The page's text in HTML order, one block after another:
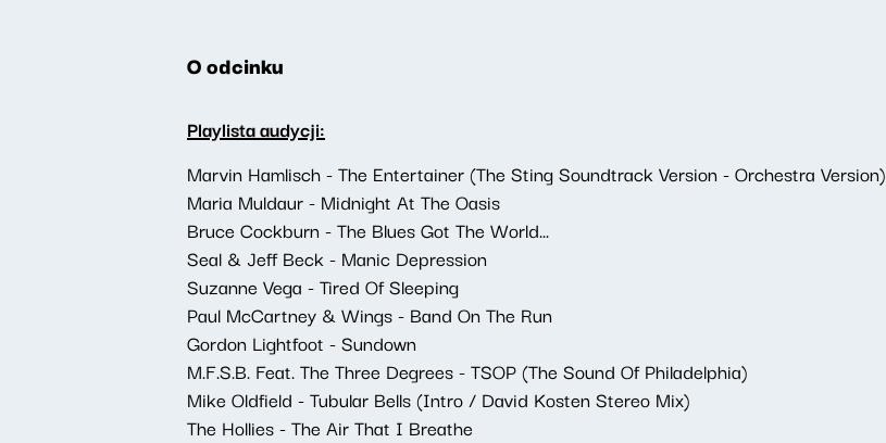
O odcinku
Playlista audycji:
Marvin Hamlisch - The Entertainer (The Sting Soundtrack Version - Orchestra Version)
Maria Muldaur - Midnight At The Oasis
Bruce Cockburn - The Blues Got The World...
Seal & Jeff Beck - Manic Depression
Suzanne Vega - Tired Of Sleeping
Paul McCartney & Wings - Band On The Run
Gordon Lightfoot - Sundown
M.F.S.B. Feat. The Three Degrees - TSOP (The Sound Of Philadelphia)
Mike Oldfield - Tubular Bells (Intro / David Kosten Stereo Mix)
The Hollies - The Air That I Breathe